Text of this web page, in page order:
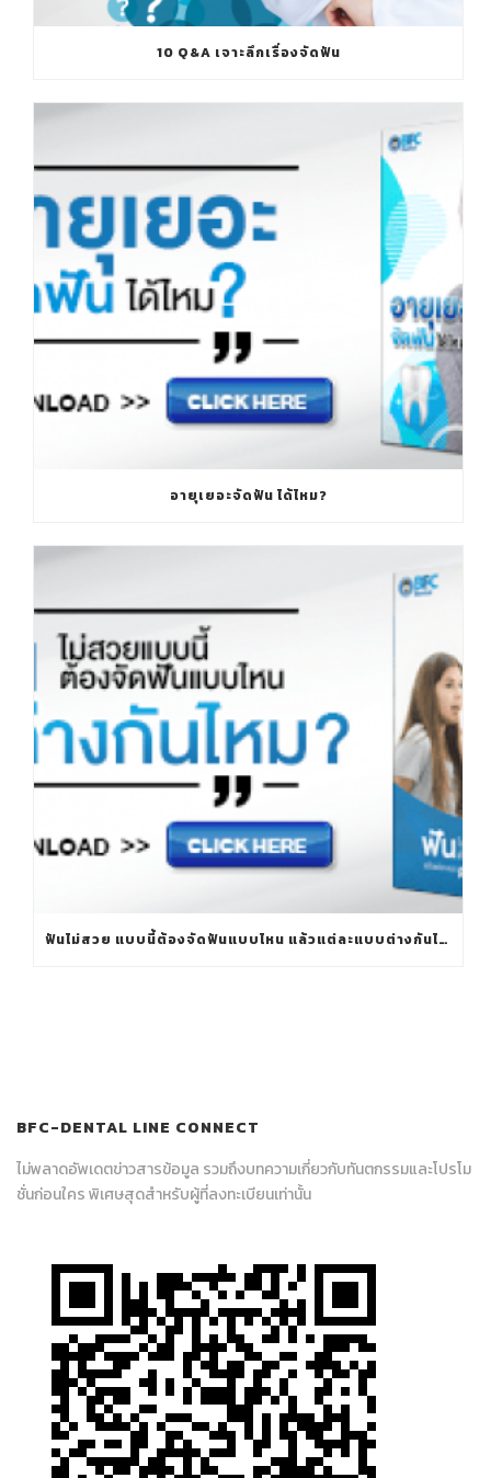
10 Q&A เจาะลึกเรื่องจัดฟัน
อายุเยอะจัดฟัน ได้ไหม?
ฟันไม่สวย แบบนี้ต้องจัดฟันแบบไหน แล้วแต่ละแบบต่างกันไหม?
BFC-DENTAL LINE CONNECT
ไม่พลาดอัพเดตข่าวสารข้อมูล รวมถึงบทความเกี่ยวกับทันตกรรมและโปรโม
ชั่นก่อนใคร พิเศษสุดสำหรับผู้ที่ลงทะเบียนเท่านั้น